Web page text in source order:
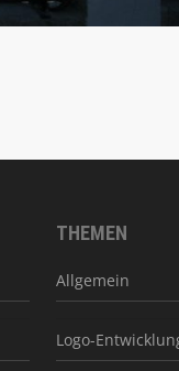
THEMEN
Allgemein
Logo-